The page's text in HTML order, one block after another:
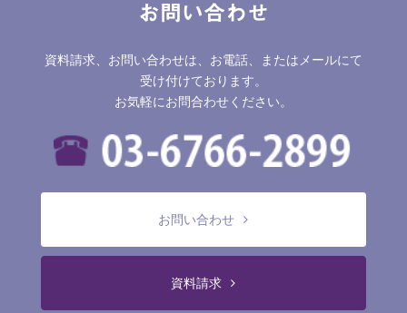
お問い合わせ
資料請求、お問い合わせは、お電話、またはメールにて
受け付けております。
お気軽にお問合わせください。
お問い合わせ
資料請求